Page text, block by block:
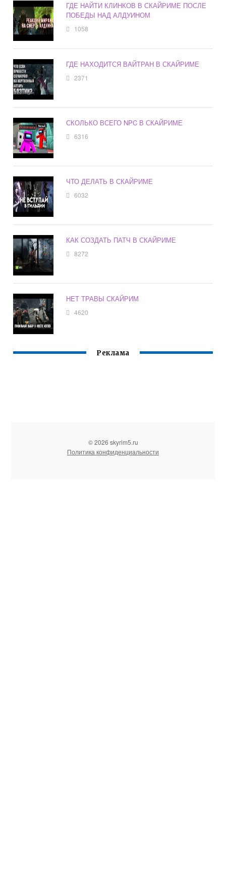
ГДЕ НАЙТИ КЛИНКОВ В СКАЙРИМЕ ПОСЛЕ
ПОБЕДЫ НАД АЛДУИНОМ
1058
ГДЕ НАХОДИТСЯ ВАЙТРАН В СКАЙРИМЕ
2371
СКОЛЬКО ВСЕГО NPC В СКАЙРИМЕ
6316
ЧТО ДЕЛАТЬ В СКАЙРИМЕ
6032
КАК СОЗДАТЬ ПАТЧ В СКАЙРИМЕ
8272
НЕТ ТРАВЫ СКАЙРИМ
4620
Реклама
© 2026 skyrim5.ru
Политика конфиденциальности